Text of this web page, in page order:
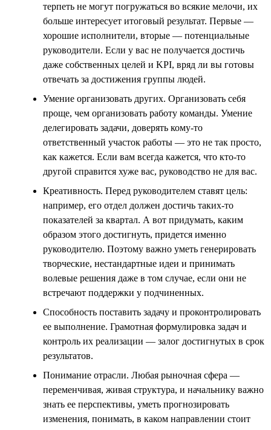
терпеть не могут погружаться во всякие мелочи, их
больше интересует итоговый результат. Первые —
хорошие исполнители, вторые — потенциальные
руководители. Если у вас не получается достичь
даже собственных целей и KPI, вряд ли вы готовы
отвечать за достижения группы людей.
Умение организовать других. Организовать себя
проще, чем организовать работу команды. Умение
делегировать задачи, доверять кому-то
ответственный участок работы — это не так просто,
как кажется. Если вам всегда кажется, что кто-то
другой справится хуже вас, руководство не для вас.
Креативность. Перед руководителем ставят цель:
например, его отдел должен достичь таких-то
показателей за квартал. А вот придумать, каким
образом этого достигнуть, придется именно
руководителю. Поэтому важно уметь генерировать
творческие, нестандартные идеи и принимать
волевые решения даже в том случае, если они не
встречают поддержки у подчиненных.
Способность поставить задачу и проконтролировать
ее выполнение. Грамотная формулировка задач и
контроль их реализации — залог достигнутых в срок
результатов.
Понимание отрасли. Любая рыночная сфера —
переменчивая, живая структура, и начальнику важно
знать ее перспективы, уметь прогнозировать
изменения, понимать, в каком направлении стоит